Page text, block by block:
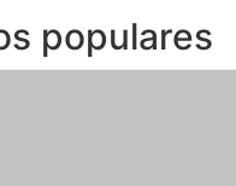
populares